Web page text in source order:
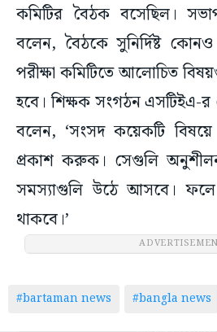
কমিটির বৈঠক বসেছিল।
বলেন, বৈঠকে সুনির্দিষ্ট কোনও
পরীক্ষা কমিটিতে আলোচিত
হবে। শিক্ষক সংগঠন এসটিইএ-র
বলেন, ‘সংসদ কয়েকটি
প্রকাশ করুক। সেগুলি
সমস্যাগুলি উঠে আসবে। ফলে
থাকবে।’
#bartaman news #bangla news